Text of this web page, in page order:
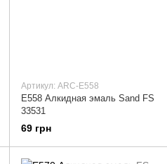
Артикул: ARC-E558
E558 Алкидная эмаль Sand FS
33531
69 грн